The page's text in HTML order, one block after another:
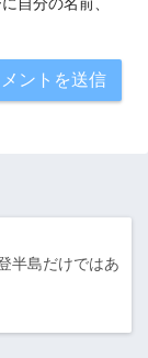
自分の名前、
半島だけではあ